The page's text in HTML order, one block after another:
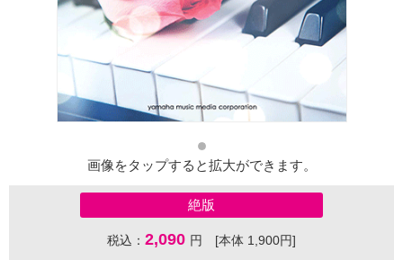
画像をタップすると拡大ができます。
絶版
税込： 2,090 円 [本体 1,900円]